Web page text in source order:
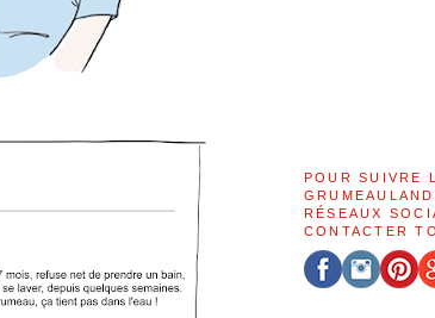
POUR SUIVRE
RÉSEAUX
CONTACTER